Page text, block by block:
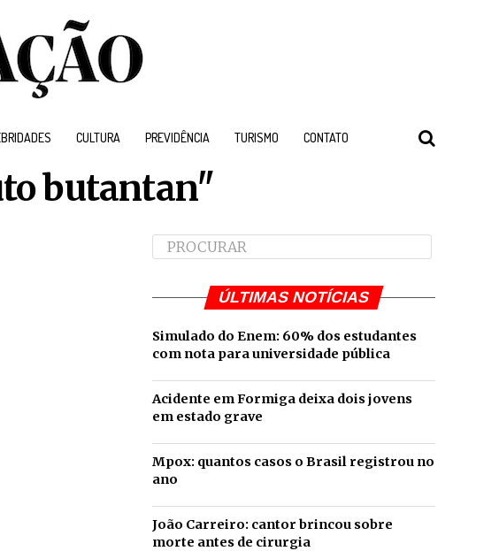
CULTURA PREVIDÊNCIA TURISMO CONTATO
butantan"
ÚLTIMAS NOTÍCIAS
Simulado do Enem: 60% dos estudantes
com nota para universidade pública
Acidente em Formiga deixa dois jovens
em estado grave
Mpox: quantos casos o Brasil registrou no
ano
João Carreiro: cantor brincou sobre
morte antes de cirurgia